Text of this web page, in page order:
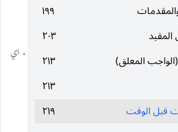
١٩٩
المقيد
٢٠٣
المعلق)
٢١٣
٢١٣
قبل الوقت
٢١٩
ـ كالوضوء ـ عند فعلية الوجوب ، اي